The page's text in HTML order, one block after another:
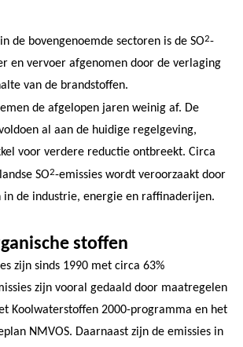
de bovengenoemde sectoren is de SO2-
en vervoer afgenomen door de verlaging
van de brandstoffen.
de afgelopen jaren weinig af. De
al aan de huidige regelgeving,
voor verdere reductie ontbreekt. Circa
SO2-emissies wordt veroorzaakt door
de industrie, energie en raffinaderijen.
stoffen
zijn sinds 1990 met circa 63%
zijn vooral gedaald door maatregelen
Koolwaterstoffen 2000-programma en het
NMVOS. Daarnaast zijn de emissies in